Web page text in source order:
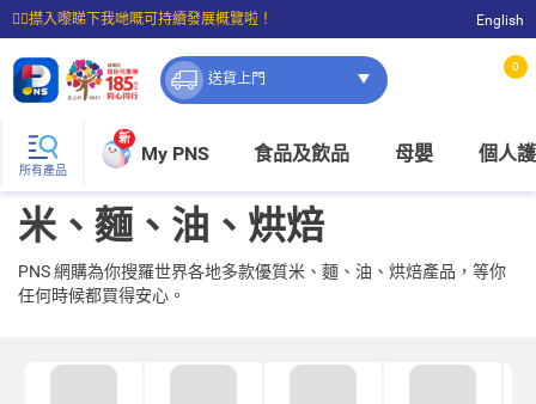
☝🏼㩒入嚟睇下我哋嘅可持續發展概覽啦！
⭐購物滿$399即享免費送貨；滿$100即可免費店取。
English
送貨上門
0
所有產品
新
My PNS 食品及飲品 母嬰 個人
米、麵、油、烘焙
PNS 網購為你搜羅世界各地多款優質米、麵、油、烘焙產品，等你
任何時候都買得安心。